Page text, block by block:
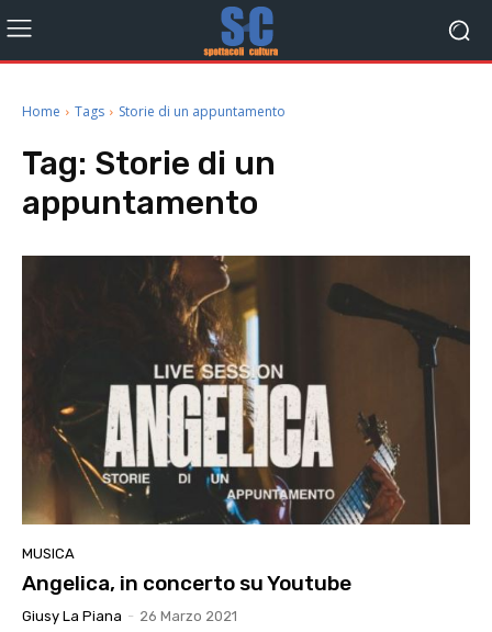
Home Tags Storie di un appuntamento
Tag: Storie di un
appuntamento
MUSICA
Angelica, in concerto su Youtube
Giusy La Piana - 26 Marzo 2021